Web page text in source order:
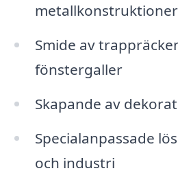
metallkonstruktioner
Smide av
fönstergaller
Skapande av
Specialanpassade
och industri